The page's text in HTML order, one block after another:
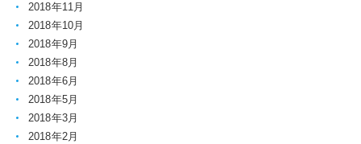
2018年11月
2018年10月
2018年9月
2018年8月
2018年6月
2018年5月
2018年3月
2018年2月